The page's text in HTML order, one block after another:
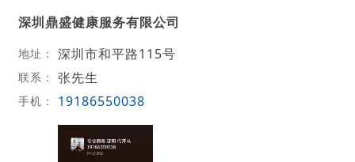
深圳鼎盛健康服务有限公司
地址： 深圳市和平路115号
联系： 张先生
手机： 19186550038